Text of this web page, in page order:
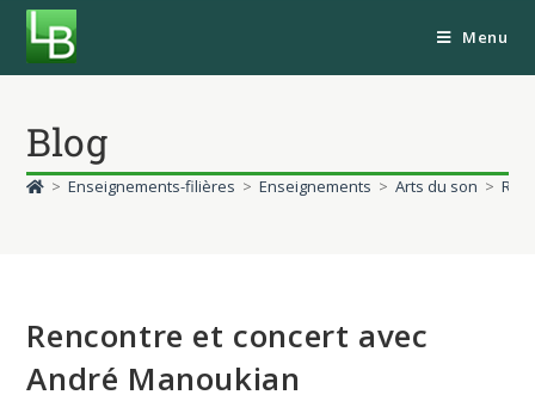
Menu
Blog
> Enseignements-filières > Enseignements > Arts du son >
Rencontre et concert avec
André Manoukian